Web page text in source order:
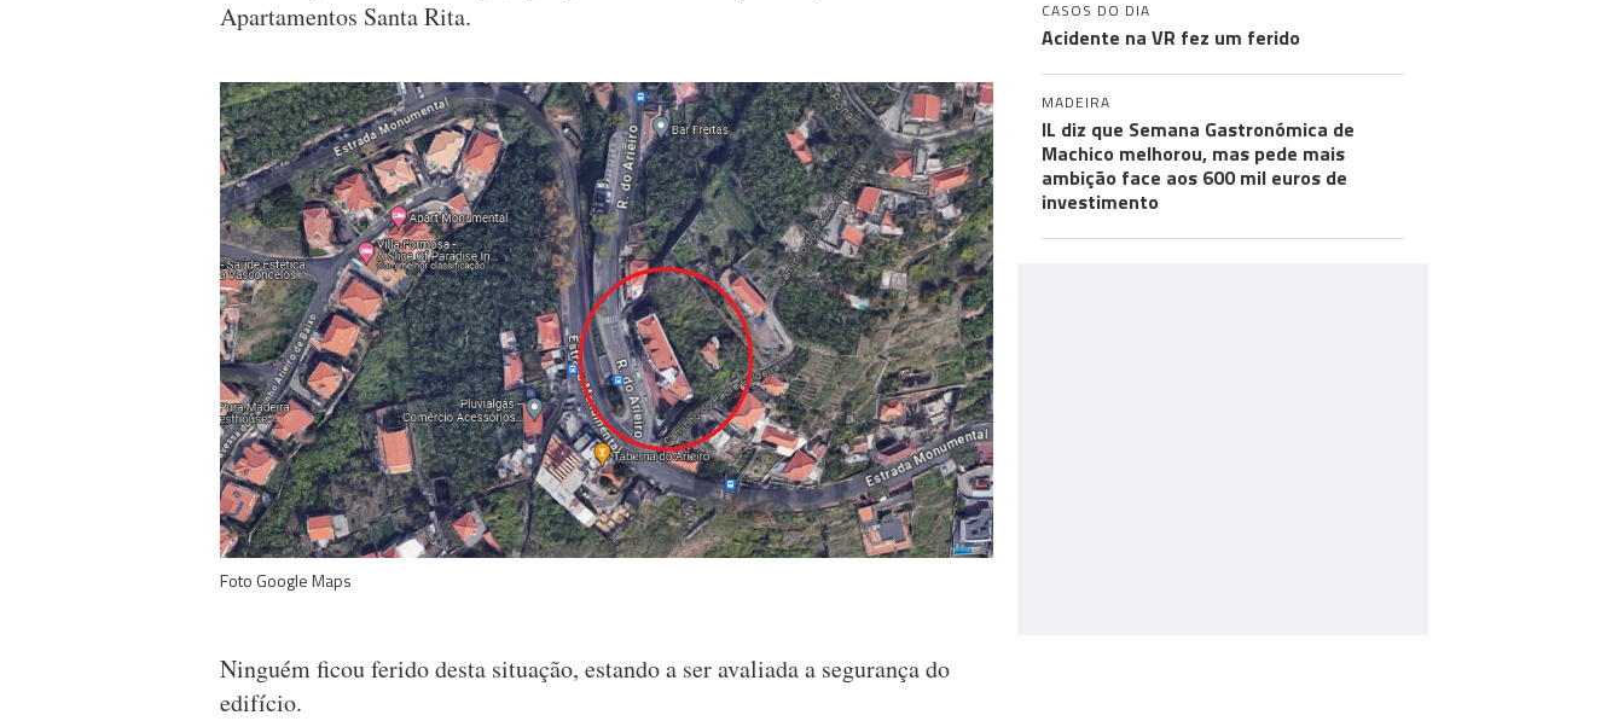
Apartamentos Santa Rita.
Foto Google Maps
Ninguém ficou ferido desta situação, estando a ser avaliada a segurança do
edifício.
CASOS DO DIA
Acidente na VR fez um ferido
MADEIRA
IL diz que Semana Gastronómica de
Machico melhorou, mas pede mais
ambição face aos 600 mil euros de
investimento